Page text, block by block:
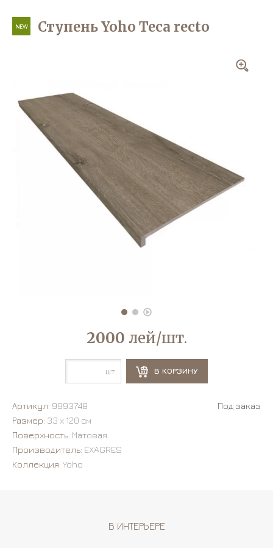
NEW Ступень Yoho Teca recto
2000 лей/шт.
шт. В КОРЗИНУ
Артикул: 9993748
Под заказ
Размер: 33 х 120 см
Поверхность: Матовая
Производитель: EXAGRES
Коллекция: Yoho
В ИНТЕРЬЕРЕ